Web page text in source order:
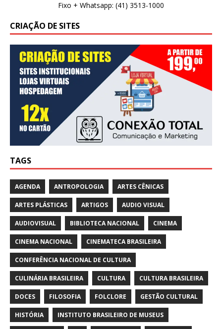
Fixo + Whatsapp: (41) 3513-1000
CRIAÇÃO DE SITES
TAGS
AGENDA ANTROPOLOGIA ARTES CÊNICAS
ARTES PLÁSTICAS ARTIGOS AUDIO VISUAL
AUDIOVISUAL BIBLIOTECA NACIONAL CINEMA
CINEMA NACIONAL CINEMATECA BRASILEIRA
CONFERÊNCIA NACIONAL DE CULTURA
CULINÁRIA BRASILEIRA CULTURA CULTURA BRASILEIRA
DOCES FILOSOFIA FOLCLORE GESTÃO CULTURAL
HISTÓRIA INSTITUTO BRASILEIRO DE MUSEUS